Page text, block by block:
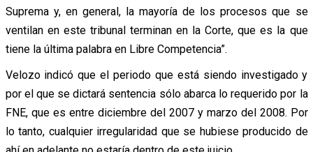
Suprema y, en general, la mayoría de los procesos que se
ventilan en este tribunal terminan en la Corte, que es la que
tiene la última palabra en Libre Competencia”.
Velozo indicó que el periodo que está siendo investigado y
por el que se dictará sentencia sólo abarca lo requerido por la
FNE, que es entre diciembre del 2007 y marzo del 2008. Por
lo tanto, cualquier irregularidad que se hubiese producido de